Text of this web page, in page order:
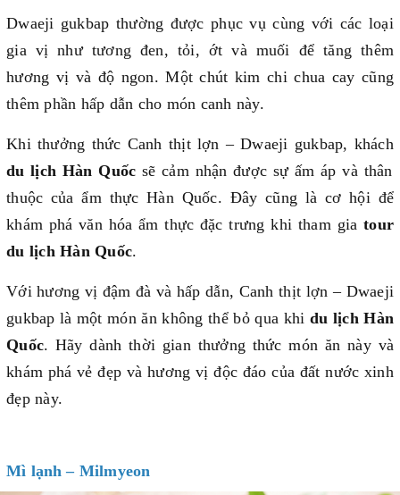
Dwaeji gukbap thường được phục vụ cùng với các loại
gia vị như tương đen, tỏi, ớt và muối để tăng thêm
hương vị và độ ngon. Một chút kim chi chua cay cũng
thêm phần hấp dẫn cho món canh này.
Khi thưởng thức Canh thịt lợn – Dwaeji gukbap, khách
du lịch Hàn Quốc sẽ cảm nhận được sự ấm áp và thân
thuộc của ẩm thực Hàn Quốc. Đây cũng là cơ hội để
khám phá văn hóa ẩm thực đặc trưng khi tham gia tour
du lịch Hàn Quốc.
Với hương vị đậm đà và hấp dẫn, Canh thịt lợn – Dwaeji
gukbap là một món ăn không thể bỏ qua khi du lịch Hàn
Quốc. Hãy dành thời gian thưởng thức món ăn này và
khám phá vẻ đẹp và hương vị độc đáo của đất nước xinh
đẹp này.
Mì lạnh – Milmyeon